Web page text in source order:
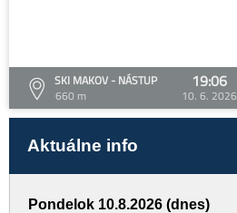
SKI MAKOV - NÁSTUP
660 m
19:06
10. 6. 2026
Aktuálne info
Pondelok 10.8.2026 (dnes)